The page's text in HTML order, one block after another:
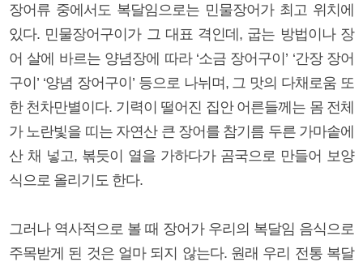
장어류 중에서도 복달임으로는 민물장어가 최고 위치에
있다. 민물장어구이가 그 대표 격인데, 굽는 방법이나 장
어 살에 바르는 양념장에 따라 ‘소금 장어구이’ ‘간장 장어
구이’ ‘양념 장어구이’ 등으로 나뉘며, 그 맛의 다채로움 또
한 천차만별이다. 기력이 떨어진 집안 어른들께는 몸 전체
가 노란빛을 띠는 자연산 큰 장어를 참기름 두른 가마솥에
산 채 넣고, 볶듯이 열을 가하다가 곰국으로 만들어 보양
식으로 올리기도 한다.
그러나 역사적으로 볼 때 장어가 우리의 복달임 음식으로
주목받게 된 것은 얼마 되지 않는다. 원래 우리 전통 복달